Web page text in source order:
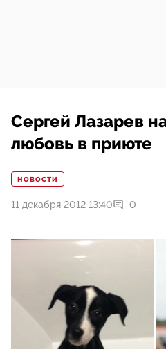
Сергей Лазарев
любовь в приюте
НОВОСТИ
11 декабря 2012 13:40 0